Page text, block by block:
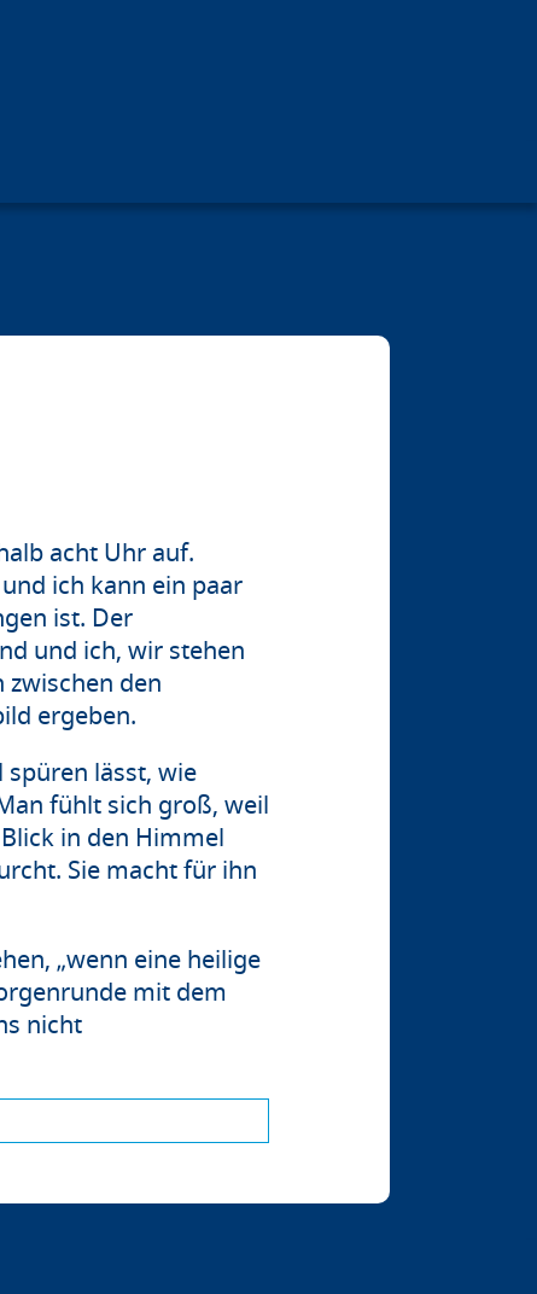
acht Uhr auf.
ich kann ein paar
ist. Der
und ich, wir stehen
zwischen den
ergeben.
lässt, wie
fühlt sich groß, weil
in den Himmel
Sie macht für ihn
„wenn eine heilige
mit dem
nicht